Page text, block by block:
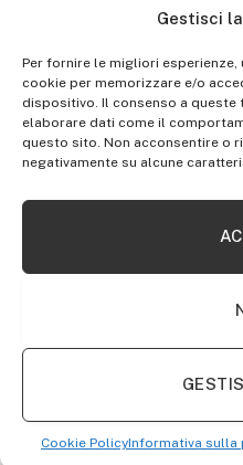
Gestisci
Per fornire le migliori
cookie per memorizzare e/o
dispositivo. Il consenso a
elaborare dati come il
questo sito. Non acconsentire o
negativamente su alcune
Cookie PolicyInformativa sulla
40cm max. Diametro
Cutter circolare